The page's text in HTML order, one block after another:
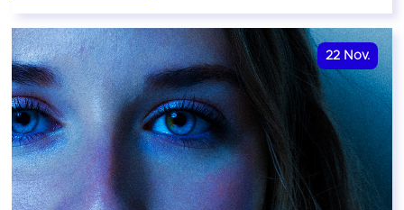
22 Nov.